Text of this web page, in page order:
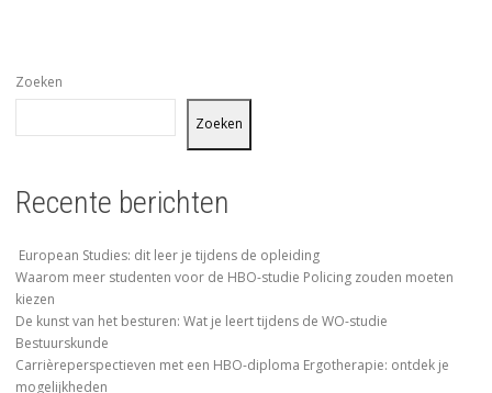
Zoeken
Zoeken
Recente berichten
European Studies: dit leer je tijdens de opleiding
Waarom meer studenten voor de HBO-studie Policing zouden moeten
kiezen
De kunst van het besturen: Wat je leert tijdens de WO-studie
Bestuurskunde
Carrièreperspectieven met een HBO-diploma Ergotherapie: ontdek je
mogelijkheden